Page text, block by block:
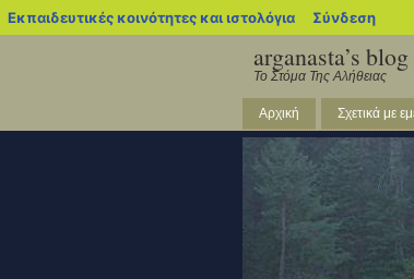
Εκπαιδευτικές κοινότητες και ιστολόγια blogs.sch.gr
Σύνδεση
arganasta’s
Το Στόμα Της Αλήθειας
Αρχική Σχετικά με